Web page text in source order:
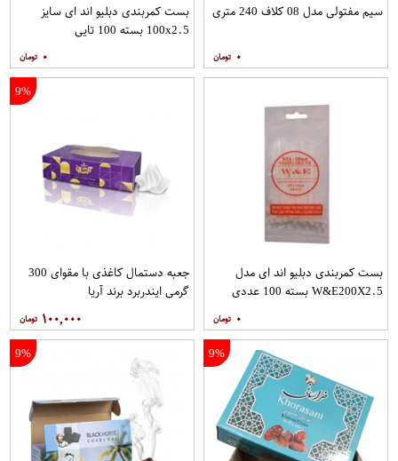
سیم مفتولی مدل 08 کلاف 240 متری
۰
بست کمربندی دبلیو اند ای سایز
100x2.5 بسته 100 تایی
۰
بست کمربندی دبلیو اند ای مدل
W&E200X2.5 بسته 100 عددی
۰
9%
جعبه دستمال کاغذی با مقوای 300
گرمی ایندربرد برند آریا
۱۰۰,۰۰۰
9%
9%